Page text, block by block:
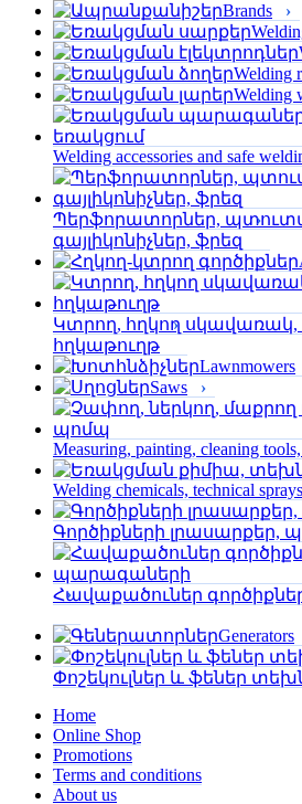
Brands
Welding
Welding
Welding accessories and safe
Պերֆորա­տորներ,
գայլիկոնիչներ, ֆրեզ
Կտրող, հղկող
հղկաթուղթ
Lawnmowers
Saws
Measuring, painting, cleaning
Welding chemicals, technical sprays
Գործիքների լրասարքեր,
Հավաքածուներ
Generators
Փոշեկուլներ և ֆեներ
Home
Online Shop
Promotions
Terms and conditions
About us